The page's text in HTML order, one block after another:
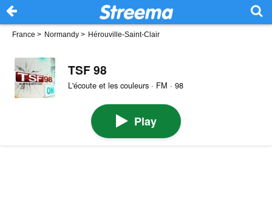
France > Normandy > Hérouville-Saint-Clair
TSF 98
L'écoute et les couleurs · FM · 98
Play